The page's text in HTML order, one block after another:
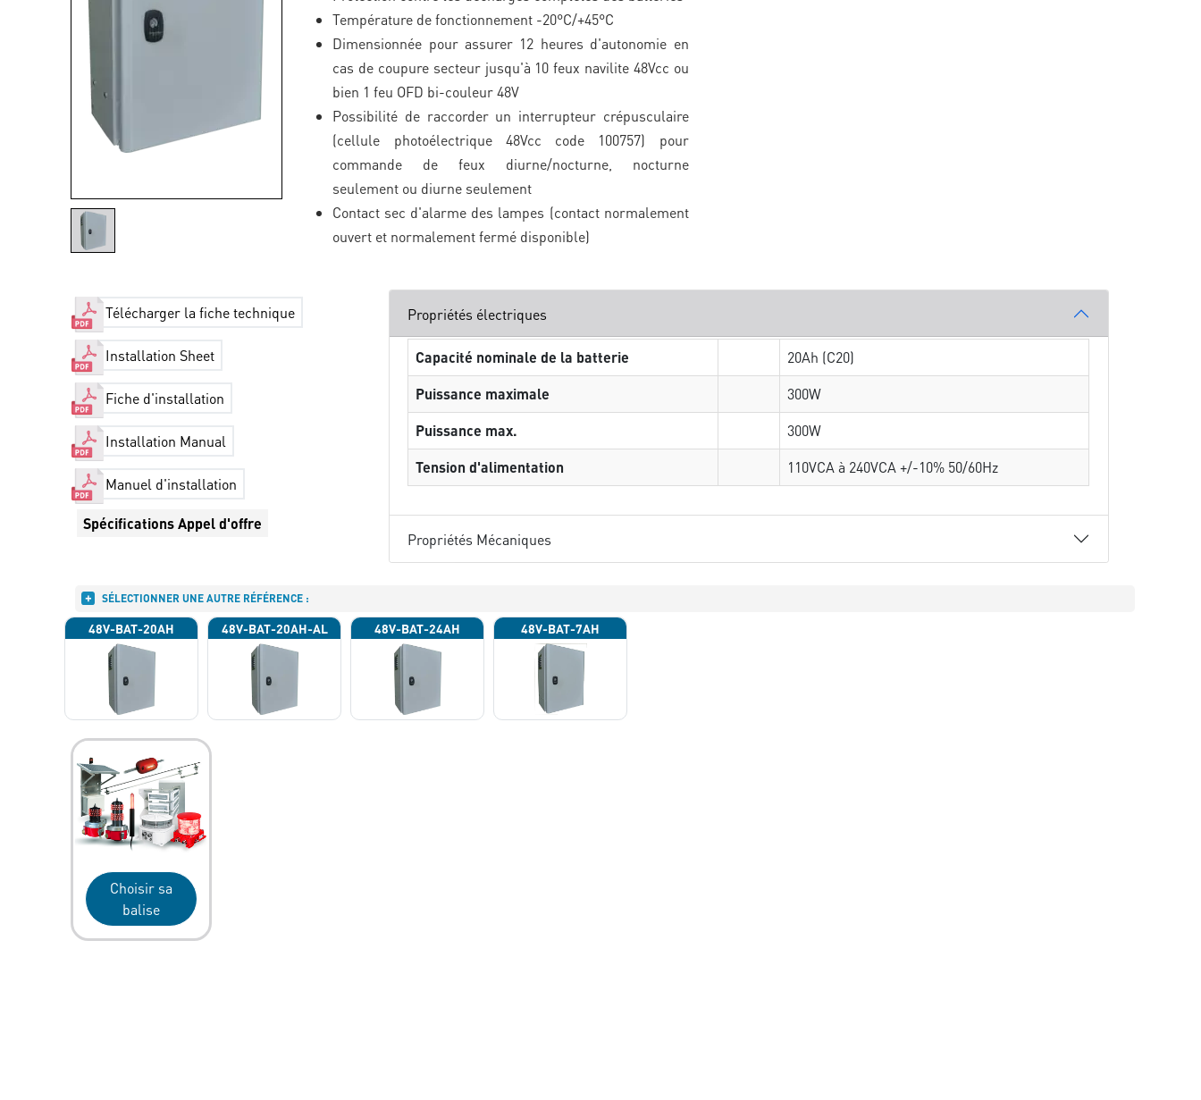
Température de fonctionnement -20°C/+45°C
Dimensionnée pour assurer 12 heures d'autonomie en
cas de coupure secteur jusqu'à 10 feux navilite 48Vcc ou
bien 1 feu OFD bi-couleur 48V
Possibilité de raccorder un interrupteur crépusculaire
(cellule photoélectrique 48Vcc code 100757) pour
commande de feux diurne/nocturne, nocturne
seulement ou diurne seulement
Contact sec d'alarme des lampes (contact normalement
ouvert et normalement fermé disponible)
Télécharger la fiche technique
Installation Sheet
Fiche d'installation
Installation Manual
Manuel d'installation
Spécifications Appel d'offre
Propriétés électriques
Capacité nominale de la batterie
20Ah (C20)
Puissance maximale
300W
Puissance max.
300W
Tension d'alimentation
110VCA à 240VCA +/-10% 50/60Hz
Propriétés Mécaniques
SÉLECTIONNER UNE AUTRE RÉFÉRENCE :
48V-BAT-20AH 48V-BAT-20AH-AL 48V-BAT-24AH 48V-BAT-7AH
Choisir sa
balise